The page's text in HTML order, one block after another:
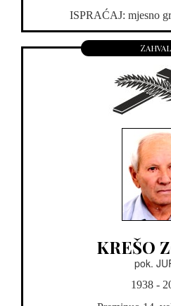
ISPRAĆAJ: mjesno
KREŠO
pok.
1938 -